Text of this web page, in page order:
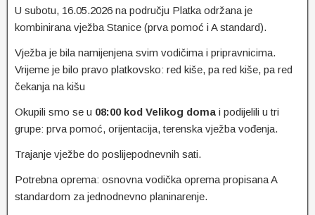
U subotu, 16.05.2026 na području Platka održana je
kombinirana vježba Stanice (prva pomoć i A standard).
Vježba je bila namijenjena svim vodičima i pripravnicima.
Vrijeme je bilo pravo platkovsko: red kiše, pa red kiše, pa red
čekanja na kišu
Okupili smo se u 08:00 kod Velikog doma i podijelili u tri
grupe: prva pomoć, orijentacija, terenska vježba vođenja.
Trajanje vježbe do poslijepodnevnih sati.
Potrebna oprema: osnovna vodička oprema propisana A
standardom za jednodnevno planinarenje.